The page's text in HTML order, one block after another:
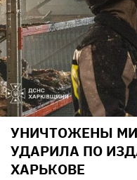
УНИЧТОЖЕНЫ
УДАРИЛА ПО
ХАРЬКОВЕ